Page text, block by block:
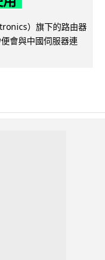
）旗下的路由器
會與中國伺服器連